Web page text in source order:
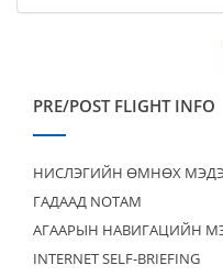
PRE/POST FLIGHT INFO
НИСЛЭГИЙН ӨМНӨХ
ГАДААД NOTAM
АГААРЫН НАВИГАЦИЙН
INTERNET SELF-BRIEFING